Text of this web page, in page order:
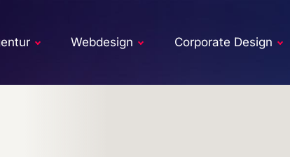
Webdesign Corporate Design